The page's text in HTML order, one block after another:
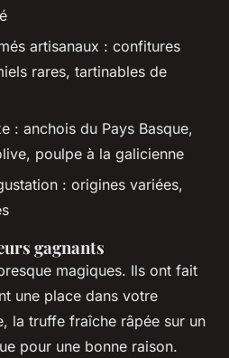
artisanaux : confitures
rares, tartinables de
: anchois du Pays Basque,
poulpe à la galicienne
: origines variées,
gagnants
magiques. Ils ont fait
une place dans votre
la truffe fraîche râpée sur un
pour une bonne raison.